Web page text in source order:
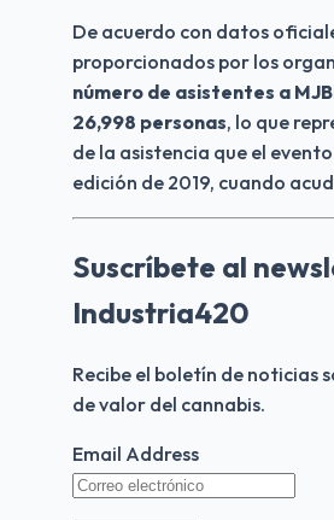
De acuerdo con datos
proporcionados por los
número de asistentes a
26,998 personas, lo que
de la asistencia que el
edición de 2019, cuando
Suscríbete al
Industria420
Recibe el boletín de noticias
de valor del cannabis.
Email Address